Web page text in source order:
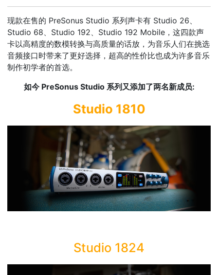
现款在售的 PreSonus Studio 系列声卡有 Studio 26、
Studio 68、Studio 192、Studio 192 Mobile，这四款声
卡以高精度的数模转换与高质量的话放，为音乐人们在挑选
音频接口时带来了更好选择，超高的性价比也成为许多音乐
制作初学者的首选。
如今 PreSonus Studio 系列又添加了两名新成员:
Studio 1810
Studio 1824